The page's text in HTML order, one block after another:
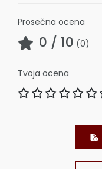
Prosečna ocena
0 / 10 (0)
Tvoja ocena